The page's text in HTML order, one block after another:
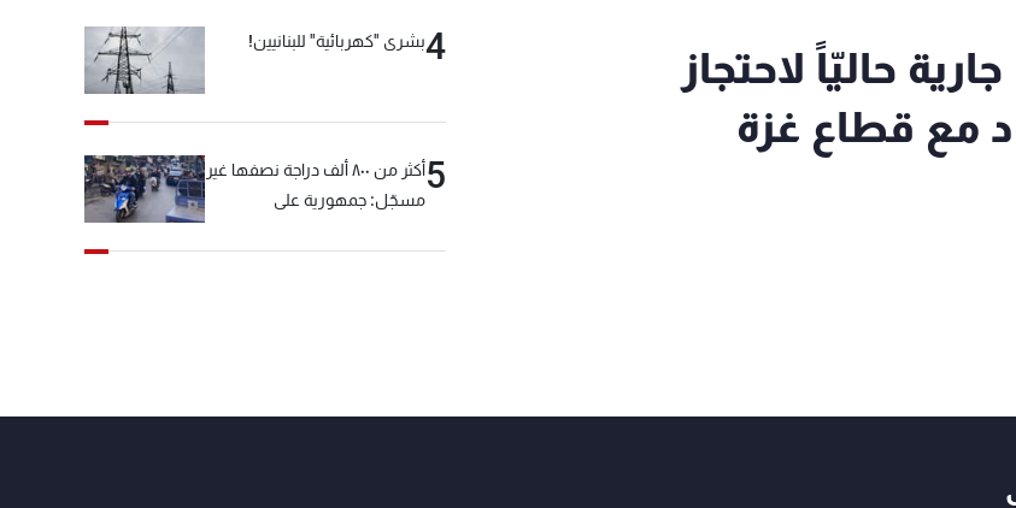
حاليّاً لاحتجاز
مع قطاع غزة
4بشرى "كهربائية" للبنانيين!
5
أكثر من ٨٠٠ ألف دراجة نصفها غير
مسجّل: جمهورية على